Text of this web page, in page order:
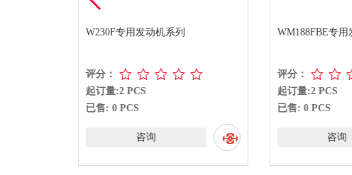
W230F专用发动机系列
评分：
起订量:2 PCS
已售: 0 PCS
咨询
WM188FBE专用
评分：
起订量:2 PCS
已售: 0 PCS
咨询